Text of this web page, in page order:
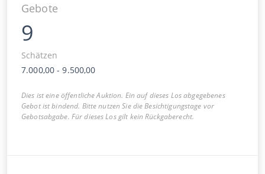
Gebote
9
Schätzen
7.000,00 -9.500,00
Dies ist eine öffentliche Auktion. Ein auf dieses Los abgegebenes
Gebot ist bindend. Bitte nutzen Sie die Besichtigungstage vor
Gebotsabgabe. Für dieses Los gilt kein Rückgaberecht.